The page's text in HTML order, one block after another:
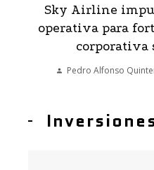
Sky Airline
operativa para
corporativa
Pedro Alfonso